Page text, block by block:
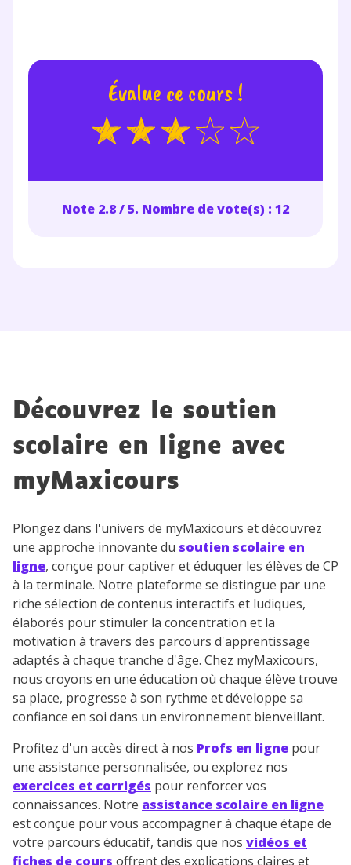
Évalue ce cours !
Note 2.8 / 5. Nombre de vote(s) : 12
Découvrez le soutien
scolaire en ligne avec
myMaxicours
Plongez dans l'univers de myMaxicours et découvrez
une approche innovante du soutien scolaire en
ligne, conçue pour captiver et éduquer les élèves de CP
à la terminale. Notre plateforme se distingue par une
riche sélection de contenus interactifs et ludiques,
élaborés pour stimuler la concentration et la
motivation à travers des parcours d'apprentissage
adaptés à chaque tranche d'âge. Chez myMaxicours,
nous croyons en une éducation où chaque élève trouve
sa place, progresse à son rythme et développe sa
confiance en soi dans un environnement bienveillant.
Profitez d'un accès direct à nos Profs en ligne pour
une assistance personnalisée, ou explorez nos
exercices et corrigés pour renforcer vos
connaissances. Notre assistance scolaire en ligne
est conçue pour vous accompagner à chaque étape de
votre parcours éducatif, tandis que nos vidéos et
fiches de cours offrent des explications claires et